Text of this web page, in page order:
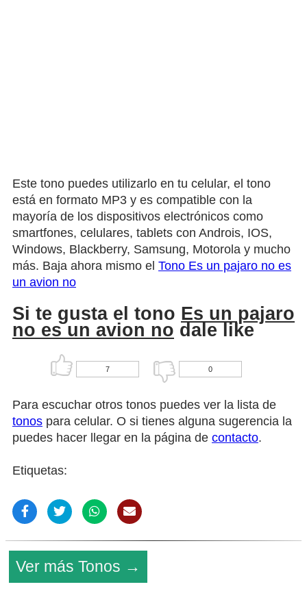
Este tono puedes utilizarlo en tu celular, el tono
está en formato MP3 y es compatible con la
mayoría de los dispositivos electrónicos como
smartfones, celulares, tablets con Androis, IOS,
Windows, Blackberry, Samsung, Motorola y mucho
más. Baja ahora mismo el Tono Es un pajaro no es
un avion no
Si te gusta el tono Es un pajaro
no es un avion no dale like
7 0
Para escuchar otros tonos puedes ver la lista de
tonos para celular. O si tienes alguna sugerencia la
puedes hacer llegar en la página de contacto.
Etiquetas:
Ver más Tonos →